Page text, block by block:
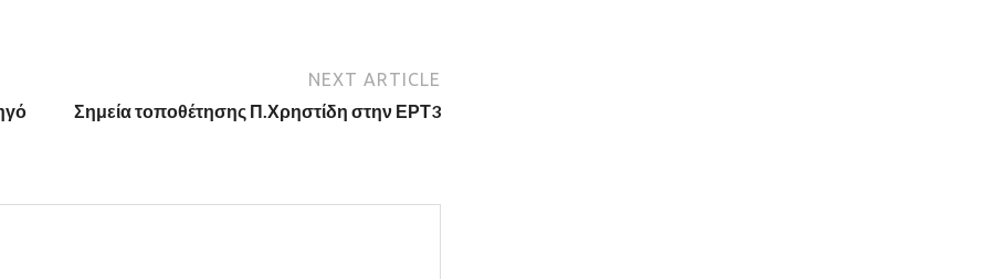
NEXT ARTICLE
Σημεία τοποθέτησης Π.Χρηστίδη στην ΕΡΤ3